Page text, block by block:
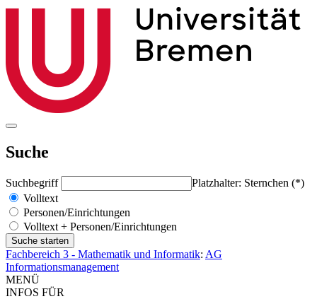
Suche
Suchbegriff
Platzhalter: Sternchen (*)
Volltext
Personen/Einrichtungen
Volltext + Personen/Einrichtungen
Fachbereich 3 - Mathematik und Informatik: AG
Informationsmanagement
MENÜ
INFOS FÜR